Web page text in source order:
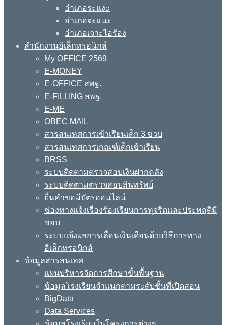
อำเภอระแงะ
อำเภอจะแนะ
อำเภอเจาะไอร้อง
สำนักงานอิเล็กทรอนิกส์
My OFFICE 2569
E-MONEY
E-OFFICE สพฐ.
E-FILLING สพฐ.
E-ME
OBEC MAIL
สารสนเทศการเข้าเรียนเด็ก 3 ขวบ
สารสนเทศการเกณฑ์เด็กเข้าเรียน
BRSS
ระบบติดตามตรวจสอบเงินฝากคลัง
ระบบติดตามตรวจสอบสินทรัพย์
ยื่นคำขอมีบัตรออนไลน์
ช่องทางแจ้งเรื่องร้องเรียนการทุจริตและประพฤติมิ
ชอบ
ระบบแจ้งผลการเลื่อนเงินเดือนด้วยวิธีการทาง
อิเล็กทรอนิกส์
ข้อมูลสารสนเทศ
แผนบริหารจัดการศึกษาขั้นพื้นฐาน
ข้อมูลโรงเรียนจำแนกตามระดับชั้นที่เปิดสอน
BigData
Data Services